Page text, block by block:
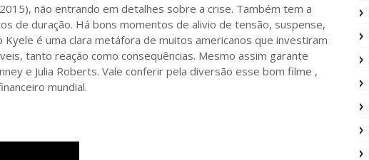
não entrando em detalhes sobre a crise. Também tem a
de duração. Há bons momentos de alivio de tensão, suspense,
é uma clara metáfora de muitos americanos que investiram
tanto reação como consequências. Mesmo assim garante
e Julia Roberts. Vale conferir pela diversão esse bom filme ,
mundial.